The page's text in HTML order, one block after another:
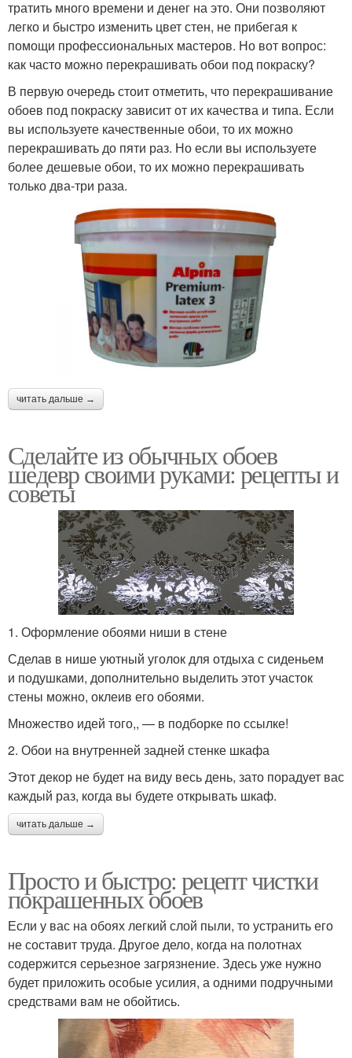
тратить много времени и денег на это. Они позволяют
легко и быстро изменить цвет стен, не прибегая к
помощи профессиональных мастеров. Но вот вопрос:
как часто можно перекрашивать обои под покраску?
В первую очередь стоит отметить, что перекрашивание
обоев под покраску зависит от их качества и типа. Если
вы используете качественные обои, то их можно
перекрашивать до пяти раз. Но если вы используете
более дешевые обои, то их можно перекрашивать
только два-три раза.
читать дальше →
Сделайте из обычных обоев
шедевр своими руками: рецепты и
советы
1. Оформление обоями ниши в стене
Сделав в нише уютный уголок для отдыха с сиденьем
и подушками, дополнительно выделить этот участок
стены можно, оклеив его обоями.
Множество идей того,, — в подборке по ссылке!
2. Обои на внутренней задней стенке шкафа
Этот декор не будет на виду весь день, зато порадует вас
каждый раз, когда вы будете открывать шкаф.
читать дальше →
Просто и быстро: рецепт чистки
покрашенных обоев
Если у вас на обоях легкий слой пыли, то устранить его
не составит труда. Другое дело, когда на полотнах
содержится серьезное загрязнение. Здесь уже нужно
будет приложить особые усилия, а одними подручными
средствами вам не обойтись.